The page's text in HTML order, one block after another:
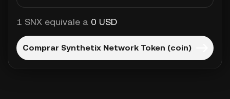
1 SNX equivale a 0 USD
Comprar Synthetix Network Token (coin)